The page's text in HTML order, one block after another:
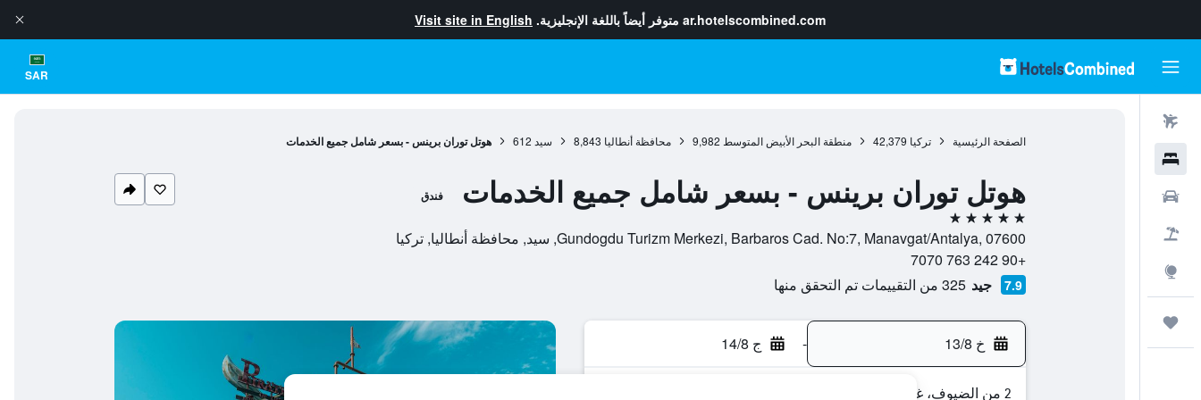
ar.hotelscombined.com متوفر أيضاً باللغة الإنجليزية. Visit site in English
SAR
الصفحة الرئيسية تركيا 42,379 منطقة البحر الأبيض المتوسط 9,982 محافظة أنطاليا 8,843 سيد 612 هوتل توران برينس - بسعر شامل جميع الخدمات
هوتل توران برينس - بسعر شامل جميع الخدمات فندق
5 نجوم
Gundogdu Turizm Merkezi, Barbaros Cad. No:7, Manavgat/Antalya, 07600, سيد, محافظة أنطاليا, تركيا
+90 242 763 7070
7.9 جيد 325 من التقييمات تم التحقق منها
خ 13/8 - ج 14/8
2 من الضيوف، غرفة واحدة